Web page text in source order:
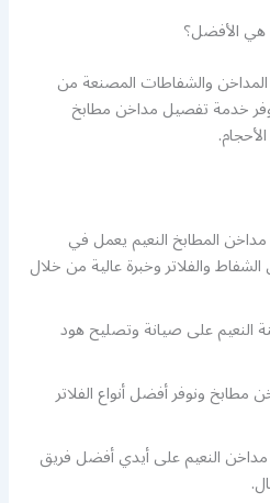
هي الأفضل؟
المداخن والشفاطات المصنعة من
خدمة تفصيل مداخن مطابخ
المطابخ النعيم يعمل في
والفلاتر وخبرة عالية من خلال
النعيم على صيانة وتصليح هود
مطابخ ونوفر أفضل أنواع الفلاتر
النعيم على أيدي أفضل فريق